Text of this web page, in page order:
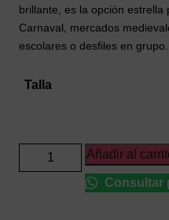
brillante, es la opción
Carnaval, mercados
escolares o desfiles en grupo.
Talla
Disfraz
de
Añadir al
Consultar